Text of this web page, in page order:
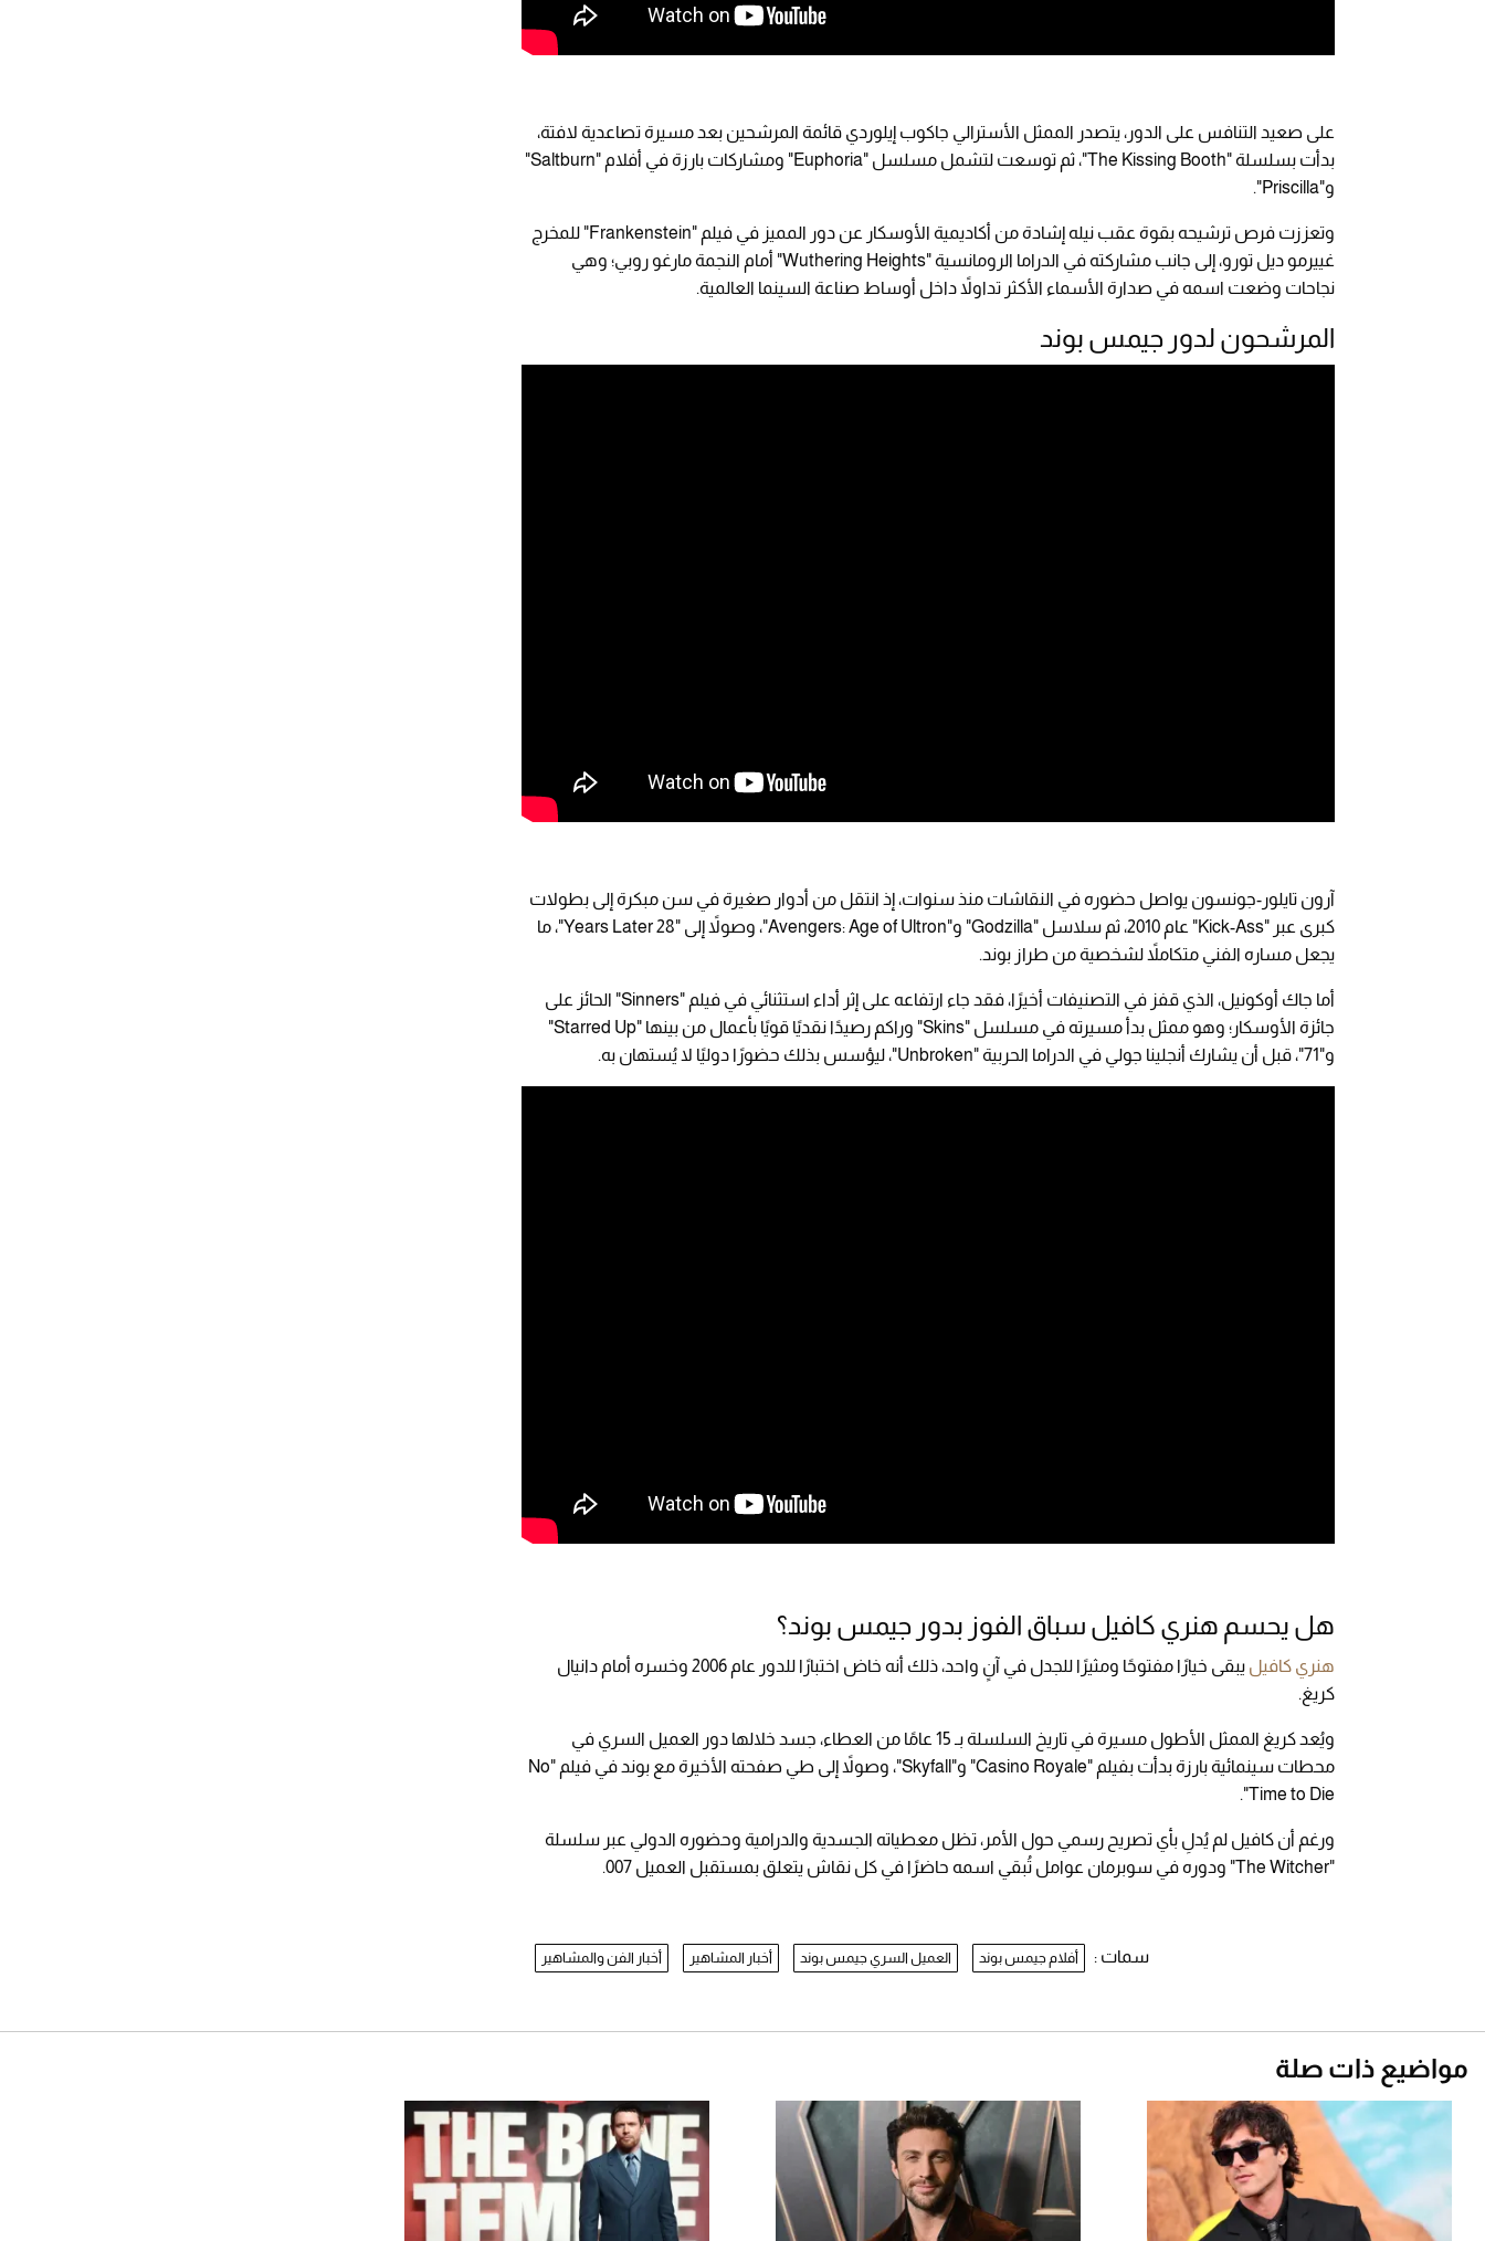
على صعيد التنافس على الدور، يتصدر الممثل الأسترالي جاكوب إيلوردي قائمة المرشحين بعد مسيرة تصاعدية لافتة،
بدأت بسلسلة "The Kissing Booth"، ثم توسعت لتشمل مسلسل "Euphoria" ومشاركات بارزة في أفلام "Saltburn"
و"Priscilla".
وتعززت فرص ترشيحه بقوة عقب نيله إشادة من أكاديمية الأوسكار عن دور المميز في فيلم "Frankenstein" للمخرج
غييرمو ديل تورو، إلى جانب مشاركته في الدراما الرومانسية "Wuthering Heights" أمام النجمة مارغو روبي؛ وهي
نجاحات وضعت اسمه في صدارة الأسماء الأكثر تداولاً داخل أوساط صناعة السينما العالمية.
المرشحون لدور جيمس بوند
آرون تايلور-جونسون يواصل حضوره في النقاشات منذ سنوات، إذ انتقل من أدوار صغيرة في سن مبكرة إلى بطولات
كبرى عبر "Kick-Ass" عام 2010، ثم سلاسل "Godzilla" و"Avengers: Age of Ultron"، وصولاً إلى "28 Years Later"، ما
يجعل مساره الفني متكاملاً لشخصية من طراز بوند.
أما جاك أوكونيل، الذي قفز في التصنيفات أخيرًا، فقد جاء ارتفاعه على إثر أداء استثنائي في فيلم "Sinners" الحائز على
جائزة الأوسكار؛ وهو ممثل بدأ مسيرته في مسلسل "Skins" وراكم رصيدًا نقديًا قويًا بأعمال من بينها "Starred Up"
و"71"، قبل أن يشارك أنجلينا جولي في الدراما الحربية "Unbroken"، ليؤسس بذلك حضورًا دوليًا لا يُستهان به.
هل يحسم هنري كافيل سباق الفوز بدور جيمس بوند؟
هنري كافيل
يبقى خيارًا مفتوحًا ومثيرًا للجدل في آنٍ واحد، ذلك أنه خاض اختبارًا للدور عام 2006 وخسره أمام دانيال
كريغ.
ويُعد كريغ الممثل الأطول مسيرة في تاريخ السلسلة بـ 15 عامًا من العطاء، جسد خلالها دور العميل السري في
محطات سينمائية بارزة بدأت بفيلم "Casino Royale" و"Skyfall"، وصولاً إلى طي صفحته الأخيرة مع بوند في فيلم "No
Time to Die".
ورغم أن كافيل لم يُدلِ بأي تصريح رسمي حول الأمر، تظل معطياته الجسدية والدرامية وحضوره الدولي عبر سلسلة
"The Witcher" ودوره في سوبرمان عوامل تُبقي اسمه حاضرًا في كل نقاش يتعلق بمستقبل العميل 007.
سمات : أفلام جيمس بوند العميل السري جيمس بوند أخبار المشاهير أخبار الفن والمشاهير
مواضيع ذات صلة